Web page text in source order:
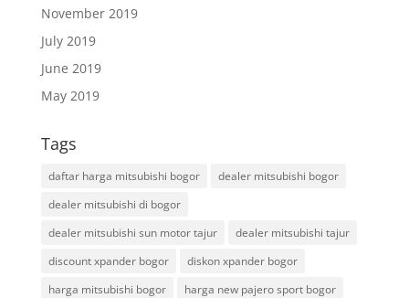
November 2019
July 2019
June 2019
May 2019
Tags
daftar harga mitsubishi bogor
dealer mitsubishi bogor
dealer mitsubishi di bogor
dealer mitsubishi sun motor tajur
dealer mitsubishi tajur
discount xpander bogor
diskon xpander bogor
harga mitsubishi bogor
harga new pajero sport bogor